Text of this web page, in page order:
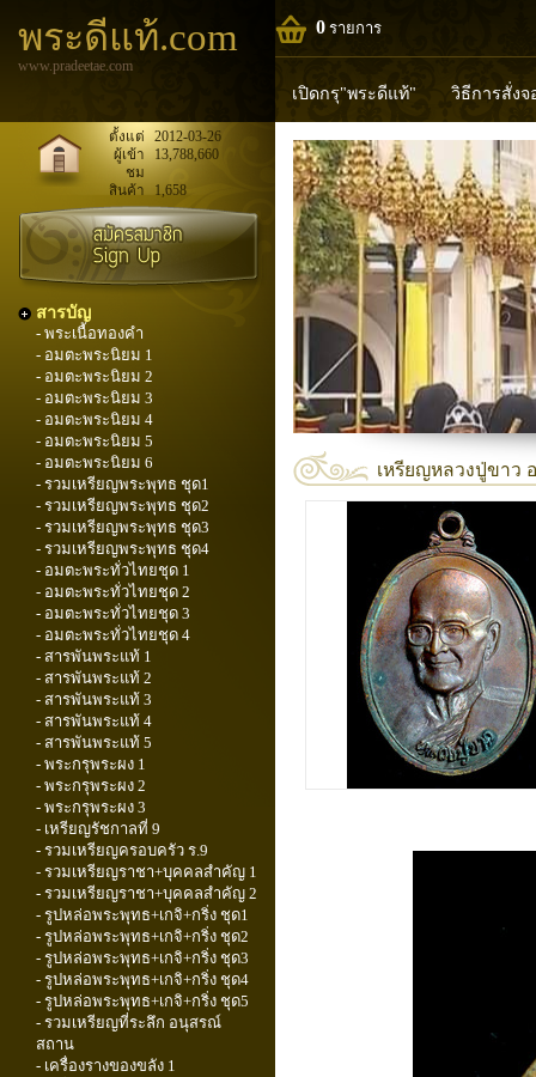
พระดีแท้.com
www.pradeetae.com
0 รายการ
เปิดกรุ"พระดีแท้" วิธีการสั่งจ
หลวงพ่อทวด หลวงปู่ทิม
พระพุทธวิริยากร
ตั้งแต่
2012-03-26
ผู้เข้า
ชม
13,788,660
สินค้า 1,658
สารบัญ
- พระเนื้อทองคำ
- อมตะพระนิยม 1
- อมตะพระนิยม 2
- อมตะพระนิยม 3
- อมตะพระนิยม 4
- อมตะพระนิยม 5
- อมตะพระนิยม 6
- รวมเหรียญพระพุทธ ชุด1
- รวมเหรียญพระพุทธ ชุด2
- รวมเหรียญพระพุทธ ชุด3
- รวมเหรียญพระพุทธ ชุด4
- อมตะพระทั่วไทยชุด 1
- อมตะพระทั่วไทยชุด 2
- อมตะพระทั่วไทยชุด 3
- อมตะพระทั่วไทยชุด 4
- สารพันพระแท้ 1
- สารพันพระแท้ 2
- สารพันพระแท้ 3
- สารพันพระแท้ 4
- สารพันพระแท้ 5
- พระกรุพระผง 1
- พระกรุพระผง 2
- พระกรุพระผง 3
- เหรียญรัชกาลที่ 9
- รวมเหรียญครอบครัว ร.9
- รวมเหรียญราชา+บุคคลสำคัญ 1
- รวมเหรียญราชา+บุคคลสำคัญ 2
- รูปหล่อพระพุทธ+เกจิ+กริ่ง ชุด1
- รูปหล่อพระพุทธ+เกจิ+กริ่ง ชุด2
- รูปหล่อพระพุทธ+เกจิ+กริ่ง ชุด3
- รูปหล่อพระพุทธ+เกจิ+กริ่ง ชุด4
- รูปหล่อพระพุทธ+เกจิ+กริ่ง ชุด5
- รวมเหรียญที่ระลึก อนุสรณ์
สถาน
- เครื่องรางของขลัง 1
เหรียญหลวงปู่ขาว